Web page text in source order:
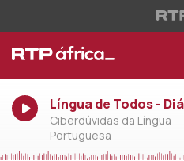
Língua de Todos -
Ciberdúvidas da Língua
Portuguesa